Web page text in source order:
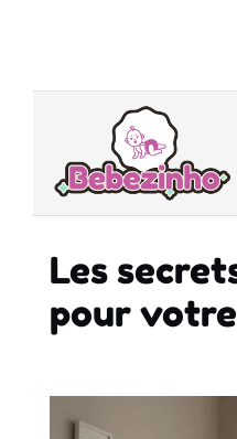
Les
pour